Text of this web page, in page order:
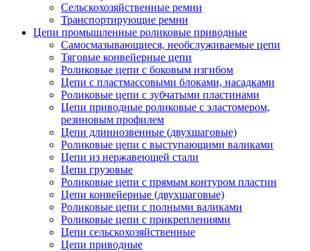
Сельскохозяйственные ремни
Транспортирующие ремни
Цепи промышленные роликовые приводные
Самосмазывающиеся, необслуживаемые цепи
Тяговые конвейерные цепи
Роликовые цепи с боковым изгибом
Цепи с пластмассовыми блоками, насадками
Роликовые цепи с зубчатыми пластинами
Цепи приводные роликовые с эластомером,
резиновым профилем
Цепи длиннозвенные (двухшаговые)
Роликовые цепи с выступающими валиками
Цепи из нержавеющей стали
Цепи грузовые
Роликовые цепи с прямым контуром пластин
Цепи конвейерные (двухшаговые)
Роликовые цепи с полными валиками
Роликовые цепи с прикреплениями
Цепи сельскохозяйственные
Цепи приводные